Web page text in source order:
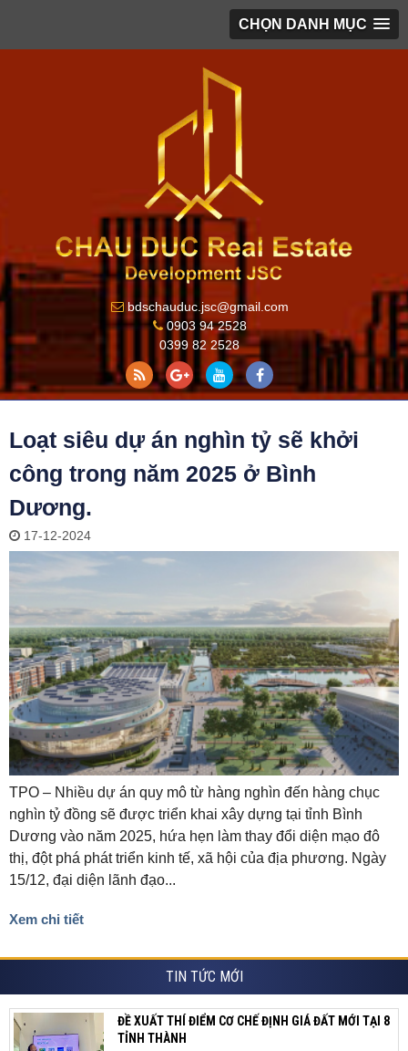
CHỌN DANH MỤC
bdschauduc.jsc@gmail.com
0903 94 2528
0399 82 2528
Loạt siêu dự án nghìn tỷ sẽ khởi
công trong năm 2025 ở Bình
Dương.
17-12-2024
TPO – Nhiều dự án quy mô từ hàng nghìn đến hàng chục
nghìn tỷ đồng sẽ được triển khai xây dựng tại tỉnh Bình
Dương vào năm 2025, hứa hẹn làm thay đổi diện mạo đô
thị, đột phá phát triển kinh tế, xã hội của địa phương. Ngày
15/12, đại diện lãnh đạo...
Xem chi tiết
TIN TỨC MỚI
ĐỀ XUẤT THÍ ĐIỂM CƠ CHẾ ĐỊNH GIÁ ĐẤT MỚI TẠI 8
TỈNH THÀNH